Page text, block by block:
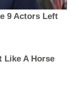
9 Actors Left
Like A Horse